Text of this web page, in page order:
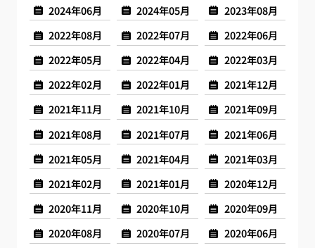
2024年06月
2024年05月
2023年08月
2022年08月
2022年07月
2022年06月
2022年05月
2022年04月
2022年03月
2022年02月
2022年01月
2021年12月
2021年11月
2021年10月
2021年09月
2021年08月
2021年07月
2021年06月
2021年05月
2021年04月
2021年03月
2021年02月
2021年01月
2020年12月
2020年11月
2020年10月
2020年09月
2020年08月
2020年07月 2020年06月